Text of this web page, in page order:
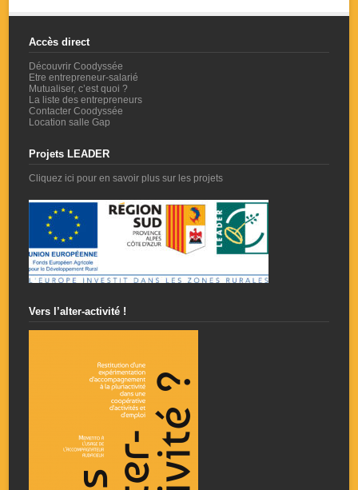
Accès direct
Découvrir Coodyssée
Etre entrepreneur-salarié
Mutualiser, c’est quoi ?
La liste des entrepreneurs
Contacter Coodyssée
Location salle Gap
Projets LEADER
Cliquez ici pour en savoir plus sur les projets
Vers l’alter-activité !